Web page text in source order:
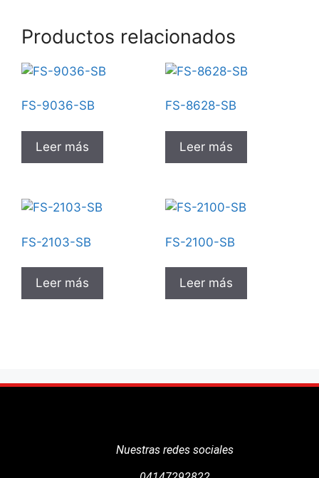
Productos relacionados
FS-9036-SB
Leer más
FS-8628-SB
Leer más
FS-2103-SB
Leer más
FS-2100-SB
Leer más
Nuestras redes sociales